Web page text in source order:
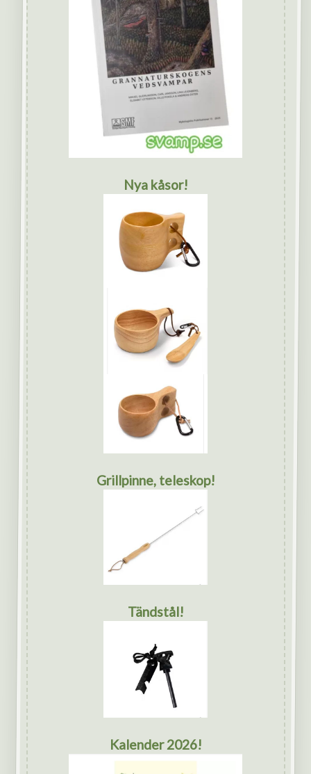
Nya kåsor!
Grillpinne, teleskop!
Tändstål!
Kalender 2026!